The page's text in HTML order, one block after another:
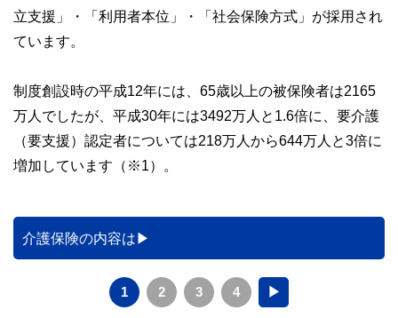
立支援」・「利用者本位」・「社会保険方式」が採用され
ています。
制度創設時の平成12年には、65歳以上の被保険者は2165
万人でしたが、平成30年には3492万人と1.6倍に、要介護
（要支援）認定者については218万人から644万人と3倍に
増加しています（※1）。
介護保険の内容は
1 2 3 4 ▶